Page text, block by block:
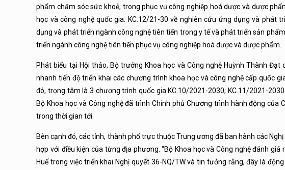
phẩm chăm sóc sức khoẻ, trong phục vụ công nghiệp hoá dược và dược
học và công nghệ quốc gia: KC.12/21-30 về nghiên cứu ứng dụng và phát
dụng và phát triển ngành công nghệ tiên tiến trong y tế và phát triển sản
triển ngành công nghệ tiên tiến phục vụ công nghiệp hoá dược và dược phẩm.
Phát biểu tại Hội thảo, Bộ trưởng Khoa học và Công nghệ Huỳnh Thành
nhanh tiến độ triển khai các chương trình khoa học và công nghệ cấp quốc
đó, trọng tâm là 3 chương trình quốc gia KC.10/2021-2030; KC.11/2021-
Bộ Khoa học và Công nghệ đã trình Chính phủ Chương trình hành động của
trong thời gian tới.
Bên cạnh đó, các tỉnh, thành phố trực thuộc Trung ương đã ban hành các
hợp với điều kiện của từng địa phương. “Bộ Khoa học và Công nghệ đánh
Huế trong việc triển khai Nghị quyết 36-NQ/TW và tin tưởng rằng, đây là